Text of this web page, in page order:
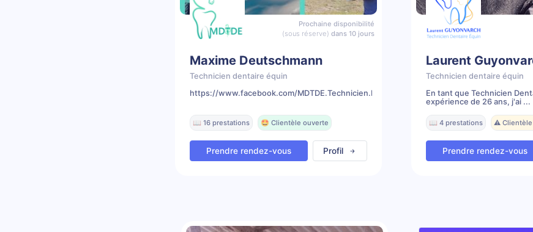
Prochaine disponibilité
(sous réserve) dans 10 jours
Maxime Deutschmann
Technicien dentaire équin
https://www.facebook.com/MDTDE.Technicien.Dentaire.Equin
📖 16 prestations 🤩 Clientèle ouverte
Prendre rendez-vous Profil
Laurent
Technicien dentaire équin
En tant que Technicien
expérience de 26 ans, j'ai ...
📖 4 prestations ⚠️ Clientèle
Prendre rendez-vous